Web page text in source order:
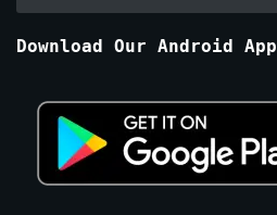
Download Our Android App